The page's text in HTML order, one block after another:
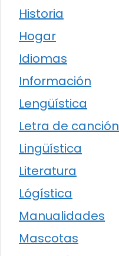
Historia
Hogar
Idiomas
Información
Lengüística
Letra de canción
Lingüística
Literatura
Lógística
Manualidades
Mascotas